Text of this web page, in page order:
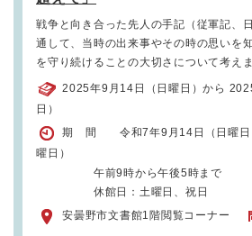
戦争と向き合った先人の手記（従軍記、
通して、当時の出来事やその時の思いを
を守り続けることの大切さについて考えま
2025年9月14日（日曜日）から
日）
期 間 令和7年9月14日（日曜日
曜日）
午前9時から午後5時まで
休館日：土曜日、祝日
安曇野市文書館1階閲覧コーナー